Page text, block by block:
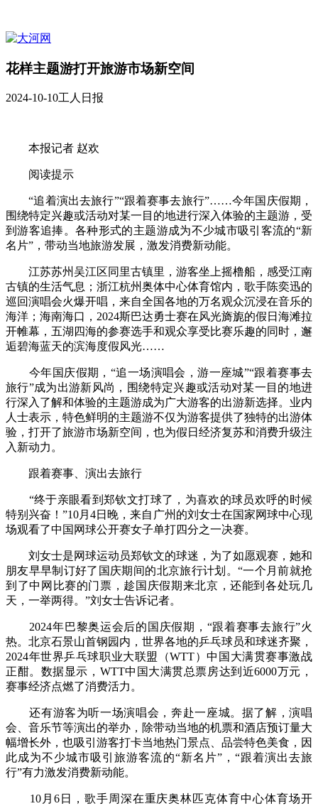
花样主题游打开旅游市场新空间
2024-10-10工人日报
本报记者 赵欢
阅读提示
“追着演出去旅行”“跟着赛事去旅行”……今年国庆假期，
围绕特定兴趣或活动对某一目的地进行深入体验的主题游，受
到游客追捧。各种形式的主题游成为不少城市吸引客流的“新
名片”，带动当地旅游发展，激发消费新动能。
江苏苏州吴江区同里古镇里，游客坐上摇橹船，感受江南
古镇的生活气息；浙江杭州奥体中心体育馆内，歌手陈奕迅的
巡回演唱会火爆开唱，来自全国各地的万名观众沉浸在音乐的
海洋；海南海口，2024斯巴达勇士赛在风光旖旎的假日海滩拉
开帷幕，五湖四海的参赛选手和观众享受比赛乐趣的同时，邂
逅碧海蓝天的滨海度假风光……
今年国庆假期，“追一场演唱会，游一座城”“跟着赛事去
旅行”成为出游新风尚，围绕特定兴趣或活动对某一目的地进
行深入了解和体验的主题游成为广大游客的出游新选择。业内
人士表示，特色鲜明的主题游不仅为游客提供了独特的出游体
验，打开了旅游市场新空间，也为假日经济复苏和消费升级注
入新动力。
跟着赛事、演出去旅行
“终于亲眼看到郑钦文打球了，为喜欢的球员欢呼的时候
特别兴奋！”10月4日晚，来自广州的刘女士在国家网球中心现
场观看了中国网球公开赛女子单打四分之一决赛。
刘女士是网球运动员郑钦文的球迷，为了如愿观赛，她和
朋友早早制订好了国庆期间的北京旅行计划。“一个月前就抢
到了中网比赛的门票，趁国庆假期来北京，还能到各处玩几
天，一举两得。”刘女士告诉记者。
2024年巴黎奥运会后的国庆假期，“跟着赛事去旅行”火
热。北京石景山首钢园内，世界各地的乒乓球员和球迷齐聚，
2024年世界乒乓球职业大联盟（WTT）中国大满贯赛事激战
正酣。数据显示，WTT中国大满贯总票房达到近6000万元，
赛事经济点燃了消费活力。
还有游客为听一场演唱会，奔赴一座城。据了解，演唱
会、音乐节等演出的举办，除带动当地的机票和酒店预订量大
幅增长外，也吸引游客打卡当地热门景点、品尝特色美食，因
此成为不少城市吸引旅游客流的“新名片”，“跟着演出去旅
行”有力激发消费新动能。
10月6日，歌手周深在重庆奥林匹克体育中心体育场开